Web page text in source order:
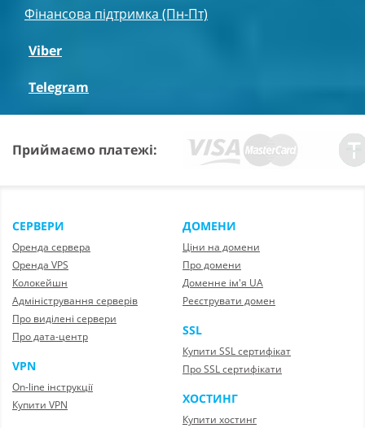
Фінансова підтримка (Пн-Пт)
Viber
Telegram
Приймаємо платежі:
СЕРВЕРИ
Оренда сервера
Оренда VPS
Колокейшн
Адміністрування серверів
Про виділені сервери
Про дата-центр
VPN
On-line інструкції
Купити VPN
ДОМЕНИ
Ціни на домени
Про домени
Доменне ім'я UA
Реєструвати домен
SSL
Купити SSL сертифікат
Про SSL сертифікати
ХОСТИНГ
Купити хостинг